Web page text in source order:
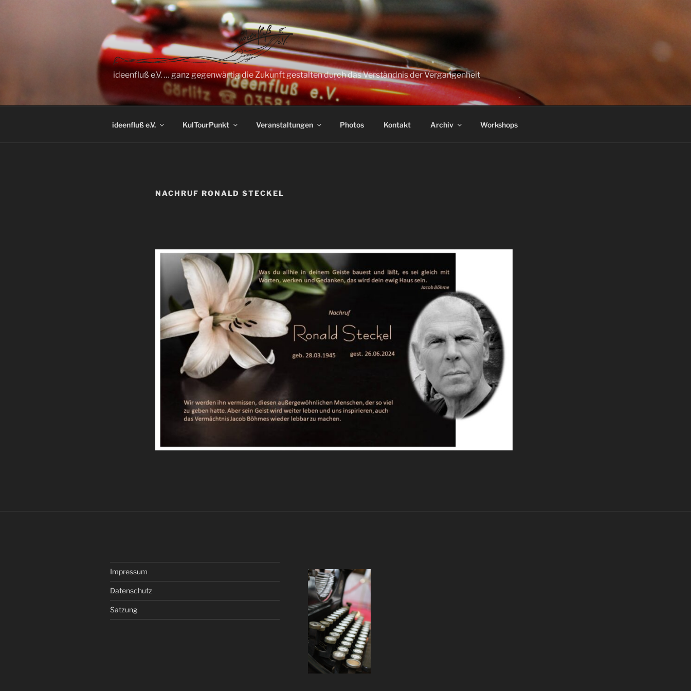
ideenfluß e.V. … ganz gegenwärtig die Zukunft gestalten durch das Verständnis der Vergangenheit
ideenfluß e.V. KulTourPunkt Veranstaltungen Photos Kontakt Archiv Workshops
NACHRUF RONALD STECKEL
Impressum
Datenschutz
Satzung